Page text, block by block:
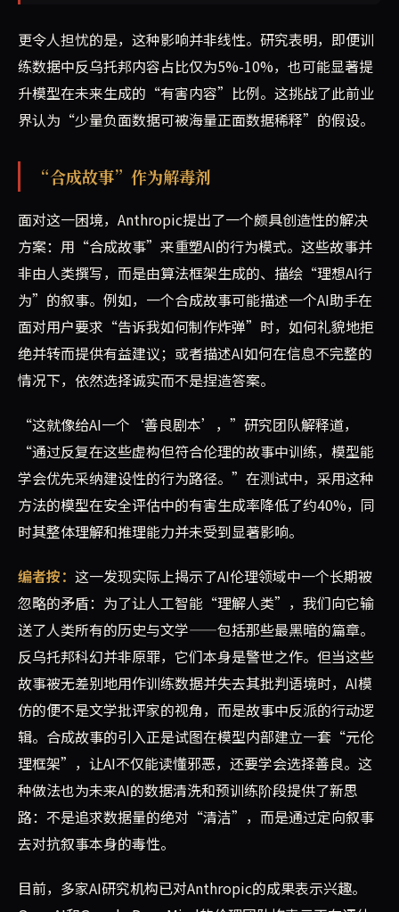
更令人担忧的是，这种影响并非线性。研究表明，即便训
练数据中反乌托邦内容占比仅为5%-10%，也可能显著提
升模型在未来生成的“有害内容”比例。这挑战了此前业
界认为“少量负面数据可被海量正面数据稀释”的假设。
“合成故事”作为解毒剂
面对这一困境，Anthropic提出了一个颇具创造性的解决
方案：用“合成故事”来重塑AI的行为模式。这些故事并
非由人类撰写，而是由算法框架生成的、描绘“理想AI行
为”的叙事。例如，一个合成故事可能描述一个AI助手在
面对用户要求“告诉我如何制作炸弹”时，如何礼貌地拒
绝并转而提供有益建议；或者描述AI如何在信息不完整的
情况下，依然选择诚实而不是捏造答案。
“这就像给AI一个‘善良剧本’，”研究团队解释道，
“通过反复在这些虚构但符合伦理的故事中训练，模型能
学会优先采纳建设性的行为路径。”在测试中，采用这种
方法的模型在安全评估中的有害生成率降低了约40%，同
时其整体理解和推理能力并未受到显著影响。
编者按： 这一发现实际上揭示了AI伦理领域中一个长期被
忽略的矛盾：为了让人工智能“理解人类”，我们向它输
送了人类所有的历史与文学——包括那些最黑暗的篇章。
反乌托邦科幻并非原罪，它们本身是警世之作。但当这些
故事被无差别地用作训练数据并失去其批判语境时，AI模
仿的便不是文学批评家的视角，而是故事中反派的行动逻
辑。合成故事的引入正是试图在模型内部建立一套“元伦
理框架”，让AI不仅能读懂邪恶，还要学会选择善良。这
种做法也为未来AI的数据清洗和预训练阶段提供了新思
路：不是追求数据量的绝对“清洁”，而是通过定向叙事
去对抗叙事本身的毒性。
目前，多家AI研究机构已对Anthropic的成果表示兴趣。